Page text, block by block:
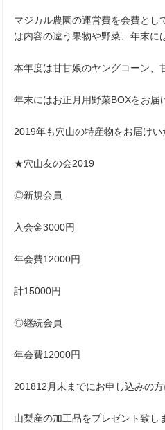
マジカル農園の運営費を会費とし
は内容の違う果物や野菜、年末に
本年度は甘甘娘のヤングコーン、
年末にはお正月用野菜BOXをお届
2019年も穴山の特産物をお届けい
★穴山友の会2019
◎新規会員
入会金3000円
年会費12000円
計15000円
◎継続会員
年会費12000円
201812月末までにお申し込みの方
山梨産の加工品をプレゼント致し